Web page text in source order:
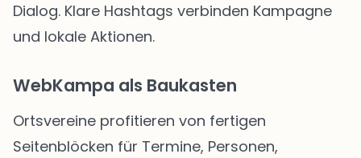
Dialog. Klare Hashtags verbinden Kampagne
und lokale Aktionen.
WebKampa als Baukasten
Ortsvereine profitieren von fertigen
Seitenblöcken für Termine, Personen,